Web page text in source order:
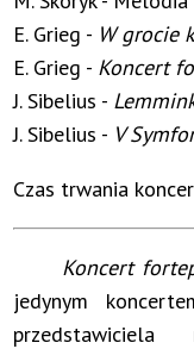
E. Grieg - W grocie
E. Grieg - Koncert
J. Sibelius -
J. Sibelius - V
Czas trwania
Koncert
jedynym
przedstawiciela